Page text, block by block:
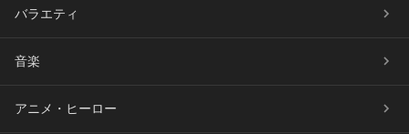
バラエティ
音楽
アニメ・ヒーロー